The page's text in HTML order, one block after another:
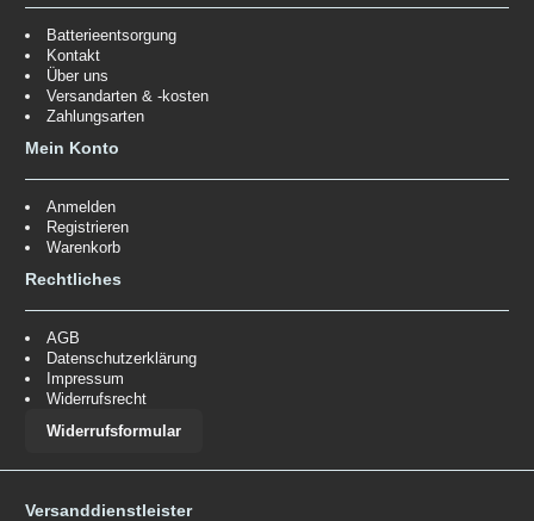
Batterieentsorgung
Kontakt
Über uns
Versandarten & -kosten
Zahlungsarten
Mein Konto
Anmelden
Registrieren
Warenkorb
Rechtliches
AGB
Datenschutzerklärung
Impressum
Widerrufsrecht
Widerrufsformular
Versanddienstleister